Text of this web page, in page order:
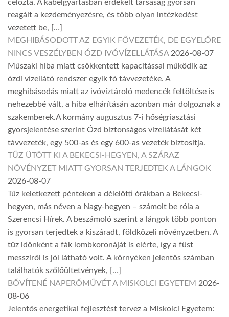
célozta. A kábelgyártásban érdekelt társaság gyorsan
reagált a kezdeményezésre, és több olyan intézkedést
vezetett be, […]
MEGHIBÁSODOTT AZ EGYIK FŐVEZETÉK, DE EGYELŐRE
NINCS VESZÉLYBEN ÓZD IVÓVÍZELLÁTÁSA 2026-08-07
Műszaki hiba miatt csökkentett kapacitással működik az
ózdi vízellátó rendszer egyik fő távvezetéke. A
meghibásodás miatt az ivóvíztároló medencék feltöltése is
nehezebbé vált, a hiba elhárításán azonban már dolgoznak a
szakemberek.A kormány augusztus 7-i hőségriasztási
gyorsjelentése szerint Ózd biztonságos vízellátását két
távvezeték, egy 500-as és egy 600-as vezeték biztosítja.
TŰZ ÜTÖTT KI A BEKECSI-HEGYEN, A SZÁRAZ
NÖVÉNYZET MIATT GYORSAN TERJEDTEK A LÁNGOK
2026-08-07
Tűz keletkezett pénteken a délelőtti órákban a Bekecsi-
hegyen, más néven a Nagy-hegyen – számolt be róla a
Szerencsi Hírek. A beszámoló szerint a lángok több ponton
is gyorsan terjedtek a kiszáradt, földközeli növényzetben. A
tűz időnként a fák lombkoronáját is elérte, így a füst
messziről is jól látható volt. A környéken jelentős számban
találhatók szőlőültetvények, […]
BŐVÍTENÉ NAPERŐMŰVÉT A MISKOLCI EGYETEM 2026-
08-06
Jelentős energetikai fejlesztést tervez a Miskolci Egyetem: